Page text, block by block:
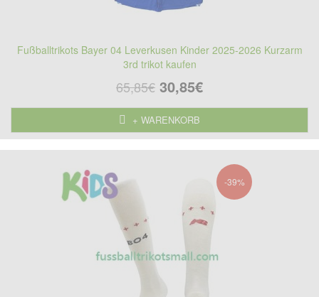
Fußballtrikots Bayer 04 Leverkusen Kinder 2025-2026 Kurzarm
3rd trikot kaufen
65,85€ 30,85€
+ WARENKORB
-39%